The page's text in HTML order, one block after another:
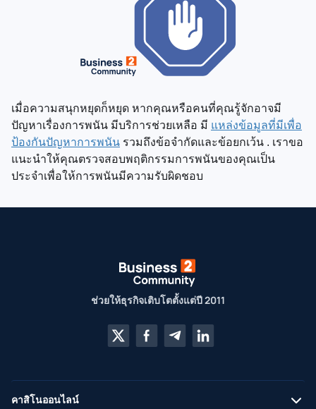
เมื่อความสนุกหยุดก็หยุด หากคุณหรือคนที่คุณรู้จักอาจมี
ปัญหาเรื่องการพนัน มีบริการช่วยเหลือ มี แหล่งข้อมูลที่มีเพื่อ
ป้องกันปัญหาการพนัน รวมถึงข้อจำกัดและข้อยกเว้น . เราขอ
แนะนำให้คุณตรวจสอบพฤติกรรมการพนันของคุณเป็น
ประจำเพื่อให้การพนันมีความรับผิดชอบ
ช่วยให้ธุรกิจเติบโตตั้งแต่ปี 2011
คาสิโนออนไลน์